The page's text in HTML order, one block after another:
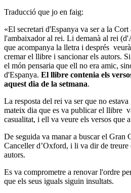
Traducció que jo en faig:
«El secretari d'Espanya va ser a la Cort
l'ambaixador al rei. Li demanà al rei
que acompanya la lletra i després
cremar el llibre i sancionar els autors.
el món pensaria que ell no era amic,
d'Espanya. El llibre contenia els
aquest dia de la setmana.
La resposta del rei va ser que no
mateix dia que es va publicar el llibre
casualitat, i ell va veure els versos que
De seguida va manar a buscar el Gran
Canceller d’Oxford, i li va dir de treure
autors.
Es va comprometre a renovar l'ordre
que els seus iguals siguin insultats.